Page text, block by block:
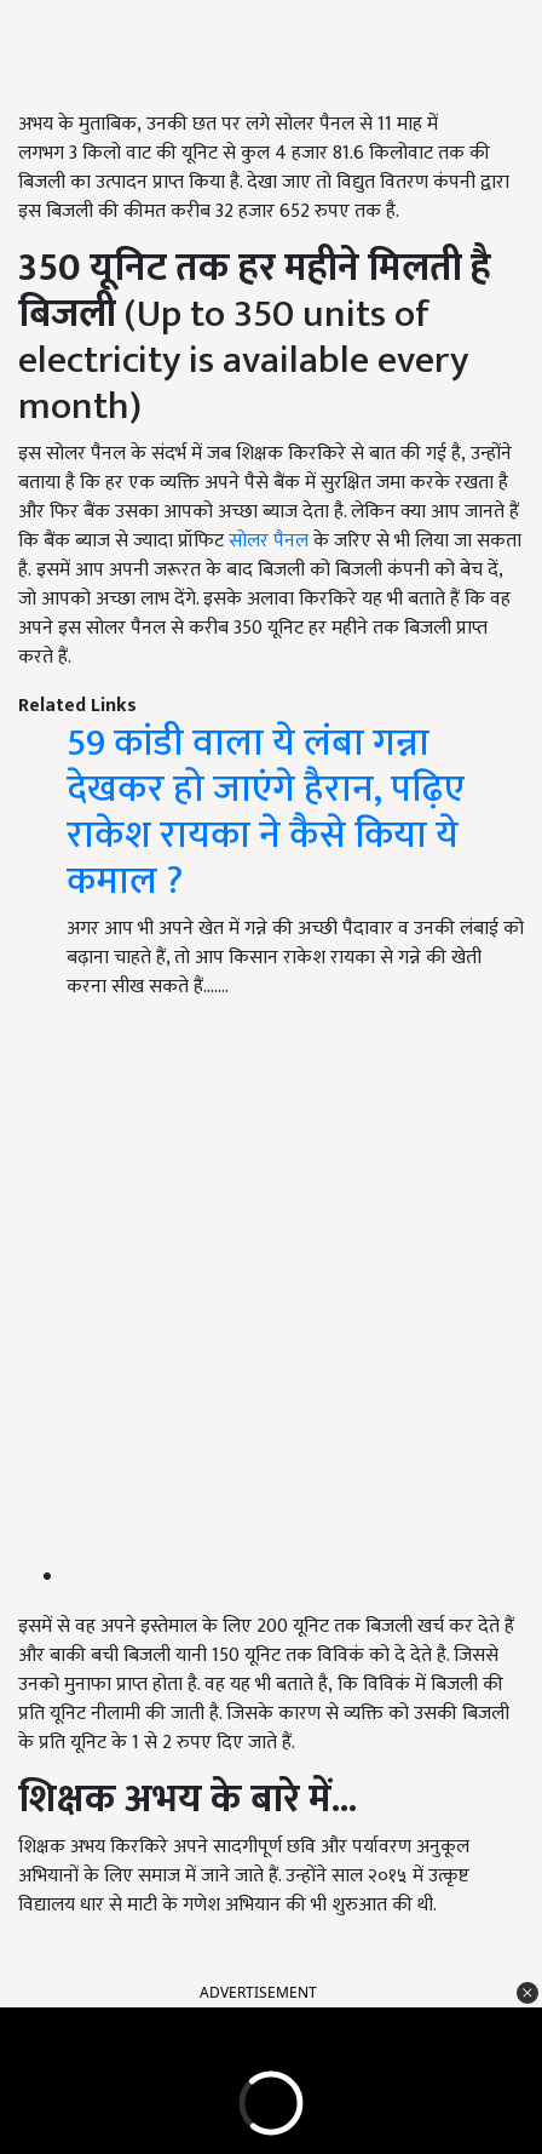
अभय के मुताबिक, उनकी छत पर लगे सोलर पैनल से 11माह में
लगभग3किलो वाट की यूनिट से कुल4हजार81.6किलोवाट तक की
बिजली का उत्पादन प्राप्त किया है. देखा जाए तो विद्युत वितरण कंपनी द्वारा
इस बिजली की कीमत करीब32हजार652रुपए तक है.
350यूनिट तक हर महीने मिलती है
बिजली(Up to 350 units of
electricity is available every
month)
इस सोलर पैनल के संदर्भ में जब शिक्षक किरकिरे से बात की गई है, उन्होंने
बताया है कि हर एक व्यक्ति अपने पैसे बैंक में सुरक्षित जमा करके रखता है
और फिर बैंक उसका आपको अच्छा ब्याज देता है. लेकिन क्या आप जानते हैं
कि बैंक ब्याज से ज्यादा प्रॉफिटसोलर पैनलके जरिए से भी लिया जा सकता
है. इसमें आप अपनी जरूरत के बाद बिजली को बिजली कंपनी को बेच दें,
जो आपको अच्छा लाभ देंगे. इसके अलावा किरकिरे यह भी बताते हैं कि वह
अपने इस सोलर पैनल से करीब350यूनिट हर महीने तक बिजली प्राप्त
करते हैं.
Related Links
59 कांडी वाला ये लंबा गन्ना
देखकर हो जाएंगे हैरान, पढ़िए
राकेश रायका ने कैसे किया ये
कमाल ?
अगर आप भी अपने खेत में गन्ने की अच्छी पैदावार व उनकी लंबाई को
बढ़ाना चाहते हैं, तो आप किसान राकेश रायका से गन्ने की खेती
करना सीख सकते हैं....…
इसमें से वह अपने इस्तेमाल के लिए 200यूनिट तक बिजली खर्च कर देते हैं
और बाकी बची बिजली यानी150यूनिट तक विविकं को दे देते है. जिससे
उनको मुनाफा प्राप्त होता है. वह यह भी बताते है, कि विविकं में बिजली की
प्रति यूनिट नीलामी की जाती है. जिसके कारण से व्यक्ति को उसकी बिजली
के प्रति यूनिट के 1से2रुपए दिए जाते हैं.
शिक्षक अभय के बारे में...
शिक्षक अभय किरकिरे अपने सादगीपूर्ण छवि और पर्यावरण अनुकूल
अभियानों के लिए समाज में जाने जाते हैं. उन्होंने साल २०१५ में उत्कृष्ट
विद्यालय धार से माटी के गणेश अभियान की भी शुरुआत की थी.
ADVERTISEMENT